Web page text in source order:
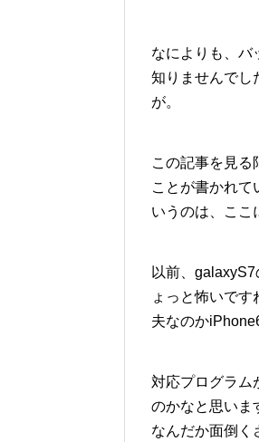
なによりも、バ
知りませんでし
が。
この記事を見る
ことが書かれて
いうのは、ここ
以前、
ょっと怖いで
夫なのか
対応プログラム
のかなと思いま
なんだか面倒く